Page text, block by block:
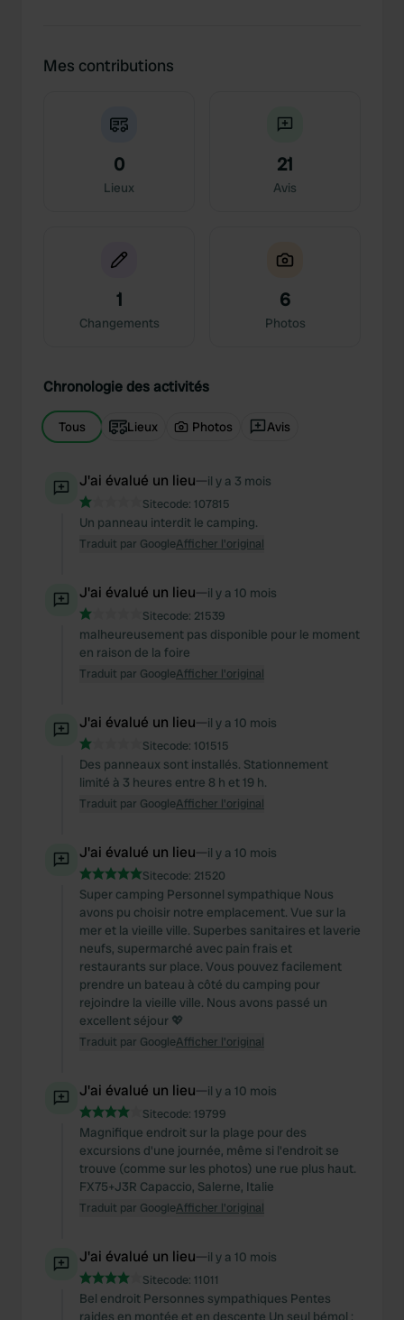
Mes contributions
0
Lieux
21
Avis
1
Changements
6
Photos
Chronologie des activités
Tous Lieux Photos Avis
J'ai évalué un lieu—il y a 3 mois
Sitecode: 107815
Un panneau interdit le camping.
Traduit par GoogleAfficher l'original
J'ai évalué un lieu—il y a 10 mois
Sitecode: 21539
malheureusement pas disponible pour le moment
en raison de la foire
Traduit par GoogleAfficher l'original
J'ai évalué un lieu—il y a 10 mois
Sitecode: 101515
Des panneaux sont installés. Stationnement
limité à 3 heures entre 8 h et 19 h.
Traduit par GoogleAfficher l'original
J'ai évalué un lieu—il y a 10 mois
Sitecode: 21520
Super camping Personnel sympathique Nous
avons pu choisir notre emplacement. Vue sur la
mer et la vieille ville. Superbes sanitaires et laverie
neufs, supermarché avec pain frais et
restaurants sur place. Vous pouvez facilement
prendre un bateau à côté du camping pour
rejoindre la vieille ville. Nous avons passé un
excellent séjour 💖
Traduit par GoogleAfficher l'original
J'ai évalué un lieu—il y a 10 mois
Sitecode: 19799
Magnifique endroit sur la plage pour des
excursions d'une journée, même si l'endroit se
trouve (comme sur les photos) une rue plus haut.
FX75+J3R Capaccio, Salerne, Italie
Traduit par GoogleAfficher l'original
J'ai évalué un lieu—il y a 10 mois
Sitecode: 11011
Bel endroit Personnes sympathiques Pentes
raides en montée et en descente Un seul bémol :